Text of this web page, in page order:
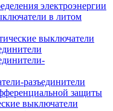
электроэнергии
в литом
выключатели
разъединители
защиты
выключатели